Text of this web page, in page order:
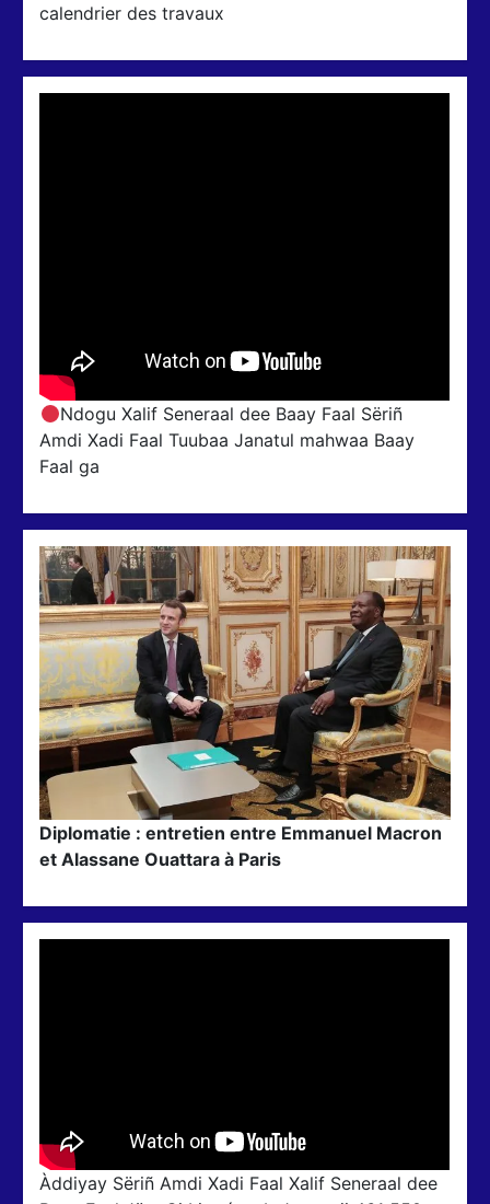
calendrier des travaux
Ndogu Xalif Seneraal dee Baay Faal Sëriñ
Amdi Xadi Faal Tuubaa Janatul mahwaa Baay
Faal ga
Diplomatie : entretien entre Emmanuel Macron
et Alassane Ouattara à Paris
Àddiyay Sëriñ Amdi Xadi Faal Xalif Seneraal dee